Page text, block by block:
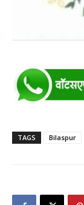
TAGS Bilaspur